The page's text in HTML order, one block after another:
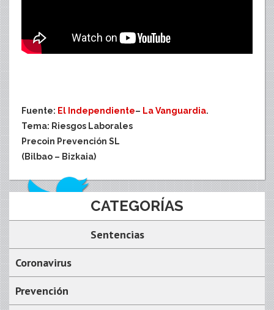
Fuente: El Independiente– La Vanguardia.
Tema: Riesgos Laborales
Precoin Prevención SL
(Bilbao – Bizkaia)
CATEGORÍAS
Sentencias
Coronavirus
Prevención